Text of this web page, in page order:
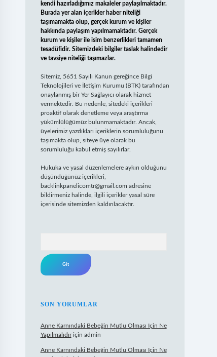
kendi hazırladığımız makaleler paylaşılmaktadır.
Burada yer alan içerikler haber niteliği
taşımamakta olup, gerçek kurum ve kişiler
hakkında paylaşım yapılmamaktadır. Gerçek
kurum ve kişiler ile isim benzerlikleri tamamen
tesadüfidir. Sitemizdeki bilgiler taslak halindedir
ve tavsiye niteliği taşımazlar.
Sitemiz, 5651 Sayılı Kanun gereğince Bilgi
Teknolojileri ve İletişim Kurumu (BTK) tarafından
onaylanmış bir Yer Sağlayıcı olarak hizmet
vermektedir. Bu nedenle, sitedeki içerikleri
proaktif olarak denetleme veya araştırma
yükümlülüğümüz bulunmamaktadır. Ancak,
üyelerimiz yazdıkları içeriklerin sorumluluğunu
taşımakta olup, siteye üye olarak bu
sorumluluğu kabul etmiş sayılırlar.
Hukuka ve yasal düzenlemelere aykırı olduğunu
düşündüğünüz içerikleri,
backlinkpanelicomtr@gmail.com adresine
bildirmeniz halinde, ilgili içerikler yasal süre
içerisinde sitemizden kaldırılacaktır.
SON YORUMLAR
Anne Karnındaki Bebeğin Mutlu Olması Için Ne
Yapılmalıdıriçin admin
Anne Karnındaki Bebeğin Mutlu Olması Için Ne